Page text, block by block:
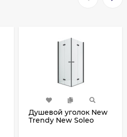
Душевой уголок New
Trendy New Soleo